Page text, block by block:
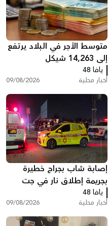
متوسط الأجر في البلاد يرتفع
إلى 14,263 شيكل
يافا 48
أخبار محلية 09/08/2026
إصابة شاب بجراح خطيرة
بجريمة إطلاق نار في جت
يافا 48
أخبار محلية 09/08/2026